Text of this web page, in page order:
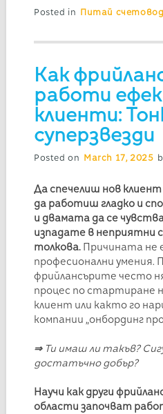
Posted in Питай
Как
работи
клиенти:
суперзвезди
Posted on March 17, 2025
Да спечелиш нов
да работиш гладко и
и двамата да се
изпадате в неприятни
толкова.Причината не
професионални умения.
фрийлансърите често
процес по стартиране
клиент или както го
компании „онбординг
⇒Ти имаш ли такъв?
достатъчно добър?
Научи как други
области започват